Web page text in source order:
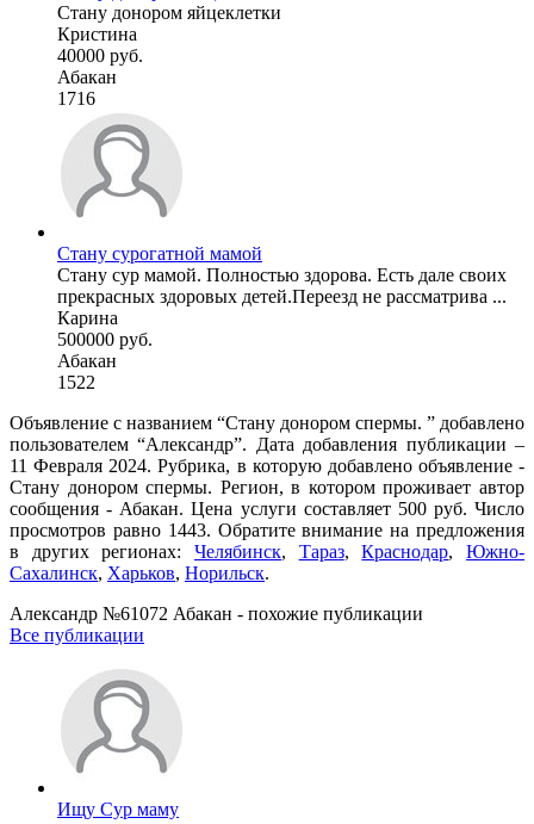
Стану донором яйцеклетки
Кристина
40000 руб.
Абакан
1716
Стану сурогатной мамой
Стану сур мамой. Полностью здорова. Есть дале своих
прекрасных здоровых детей.Переезд не рассматрива ...
Карина
500000 руб.
Абакан
1522
Объявление с названием “Стану донором спермы. ” добавлено
пользователем “Александр”. Дата добавления публикации –
11 Февраля 2024. Рубрика, в которую добавлено объявление -
Стану донором спермы. Регион, в котором проживает автор
сообщения - Абакан. Цена услуги составляет 500 руб. Число
просмотров равно 1443. Обратите внимание на предложения
в других регионах: Челябинск, Тараз,Краснодар,Южно-
Сахалинск, Харьков, Норильск.
Александр №61072 Абакан - похожие публикации
Все публикации
Ищу Сур маму